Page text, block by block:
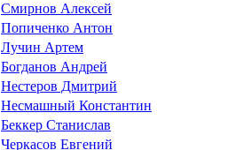
Смирнов Алексей
Попиченко Антон
Лучин Артем
Богданов Андрей
Нестеров Дмитрий
Несмашный Константин
Беккер Станислав
Черкасов Евгений